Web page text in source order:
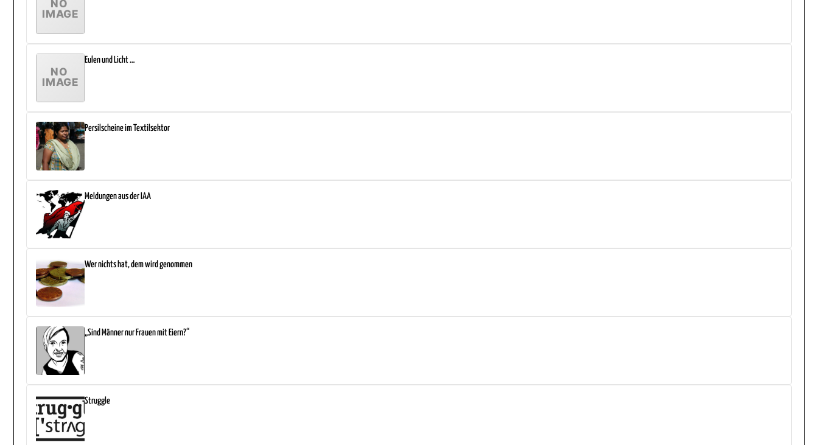
Eulen und Licht …
Persilscheine im Textilsektor
Meldungen aus der IAA
Wer nichts hat, dem wird genommen
„Sind Männer nur Frauen mit Eiern?“
Struggle